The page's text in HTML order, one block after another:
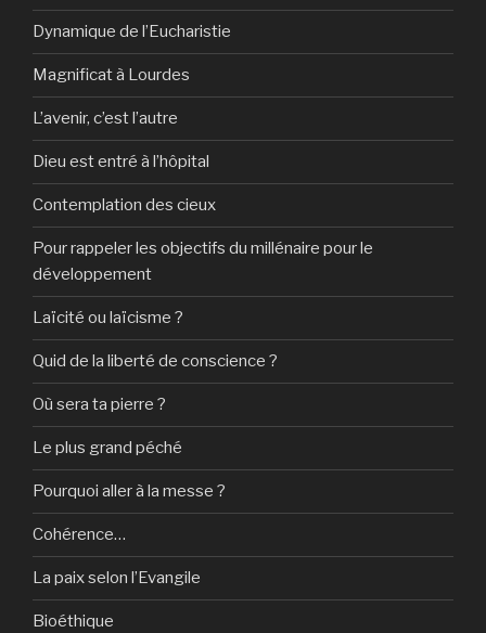
Dynamique de l’Eucharistie
Magnificat à Lourdes
L’avenir, c’est l’autre
Dieu est entré à l’hôpital
Contemplation des cieux
Pour rappeler les objectifs du millénaire pour le
développement
Laïcité ou laïcisme ?
Quid de la liberté de conscience ?
Où sera ta pierre ?
Le plus grand péché
Pourquoi aller à la messe ?
Cohérence…
La paix selon l’Evangile
Bioéthique